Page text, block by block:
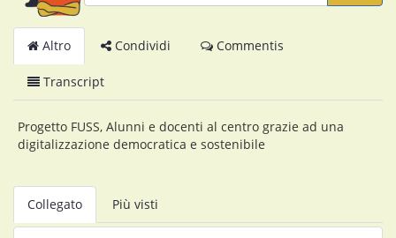
Altro Condividi Commentis
Transcript
Progetto FUSS, Alunni e docenti al centro grazie ad una
digitalizzazione democratica e sostenibile
Collegato Più visti